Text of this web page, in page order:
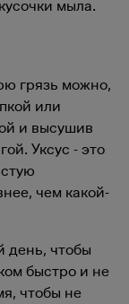
мыла.
грязь можно,
или
и высушив
Уксус - это
чем какой-
день, чтобы
быстро и не
чтобы не